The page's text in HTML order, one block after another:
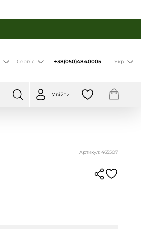
Сервіс +38(050)4840005 Укр
Увійти
Артикул: 465507